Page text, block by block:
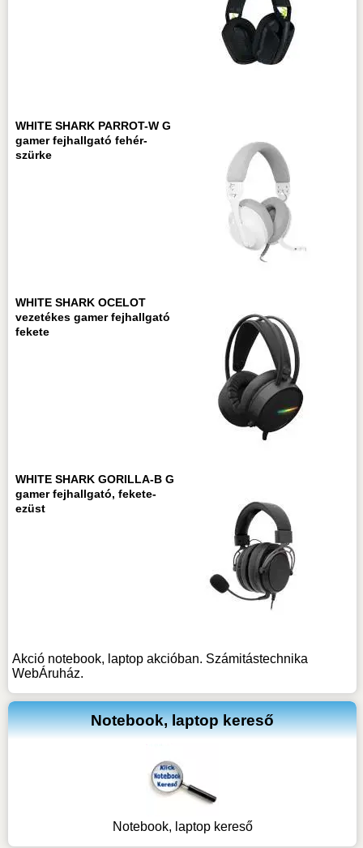
WHITE SHARK PARROT-W G
gamer fejhallgató fehér-
szürke
WHITE SHARK OCELOT
vezetékes gamer fejhallgató
fekete
WHITE SHARK GORILLA-B G
gamer fejhallgató, fekete-
ezüst
Akció notebook, laptop akcióban. Számitástechnika
WebÁruház.
Notebook, laptop kereső
Notebook, laptop kereső